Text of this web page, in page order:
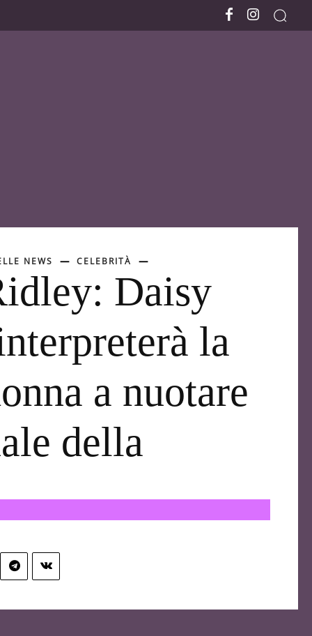
NEWS CELEBRITÀ
Daisy
la
a nuotare
della